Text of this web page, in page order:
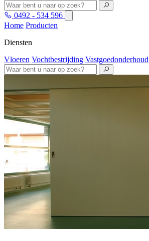
0492 - 534 596
Home Producten
Diensten
Vloeren Vochtbestrijding Vastgoedonderhoud